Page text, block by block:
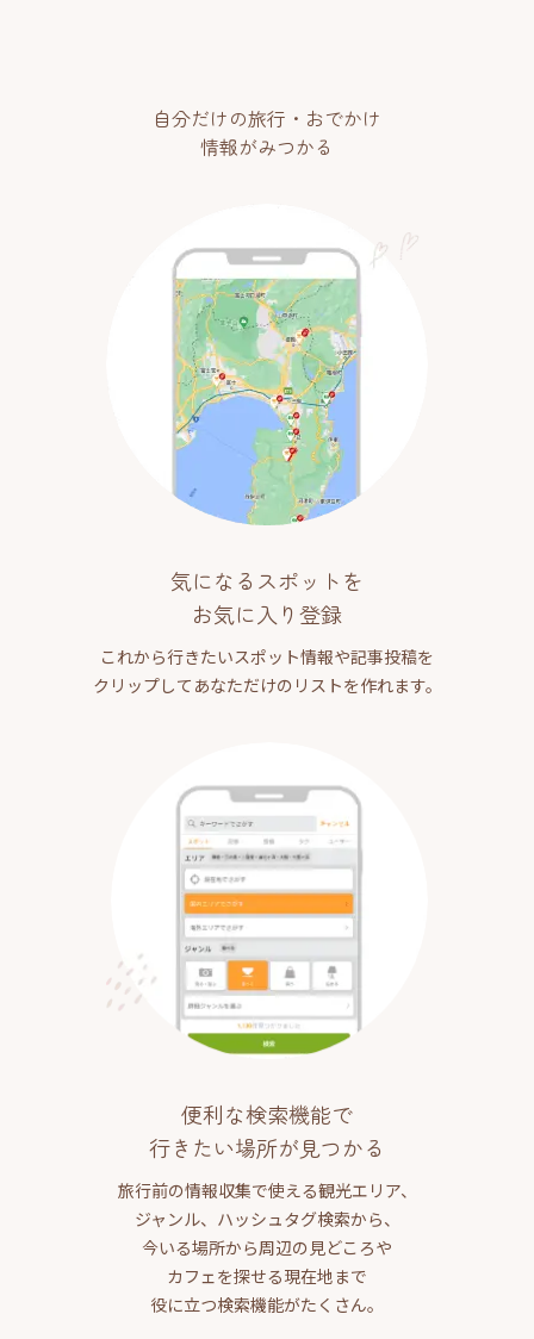
自分だけの旅行・おでかけ
情報がみつかる
気になるスポットを
お気に入り登録
これから行きたいスポット情報や記事投稿を
クリップしてあなただけのリストを作れます。
便利な検索機能で
行きたい場所が見つかる
旅行前の情報収集で使える観光エリア、
ジャンル、ハッシュタグ検索から、
今いる場所から周辺の見どころや
カフェを探せる現在地まで
役に立つ検索機能がたくさん。